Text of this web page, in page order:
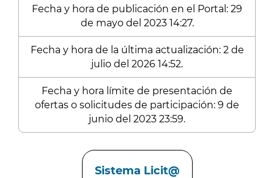
Fecha y hora de publicación en el Portal: 29
de mayo del 2023 14:27.
Fecha y hora de la última actualización: 2 de
julio del 2026 14:52.
Fecha y hora límite de presentación de
ofertas o solicitudes de participación: 9 de
junio del 2023 23:59.
Sistema Licit@